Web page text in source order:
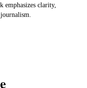
emphasizes clarity,